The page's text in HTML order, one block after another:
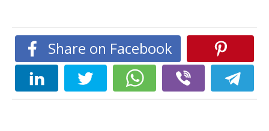
Share on Facebook